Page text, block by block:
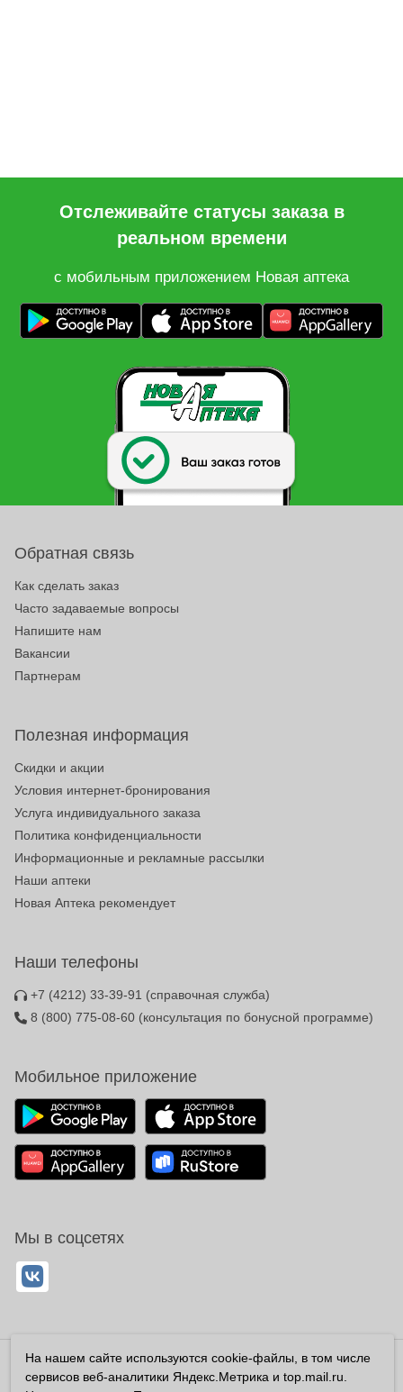
Отслеживайте статусы заказа в
реальном времени
с мобильным приложением Новая аптека
Обратная связь
Как сделать заказ
Часто задаваемые вопросы
Напишите нам
Вакансии
Партнерам
Полезная информация
Скидки и акции
Условия интернет-бронирования
Услуга индивидуального заказа
Политика конфиденциальности
Информационные и рекламные рассылки
Наши аптеки
Новая Аптека рекомендует
Наши телефоны
+7 (4212) 33-39-91 (справочная служба)
8 (800) 775-08-60 (консультация по бонусной программе)
Мобильное приложение
Мы в соцсетях
Владелец сайта ООО «Суперфарма» ОГРН 1032700302194
На нашем сайте используются cookie-файлы, в том числе
сервисов веб-аналитики Яндекс.Метрика и top.mail.ru.